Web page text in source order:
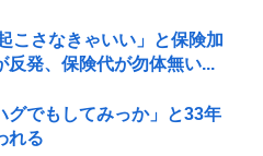
こさなきゃいい」と保険加
反発、保険代が勿体無い...
グでもしてみっか」と33年
れる